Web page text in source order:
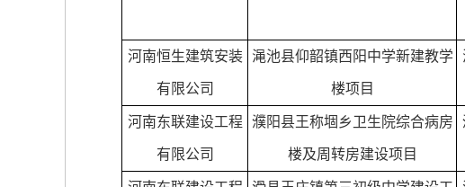
河南恒生建筑安装
有限公司
渑池县仰韶镇西阳中学新建教学
楼项目
河南东联建设工程
有限公司
濮阳县王称堌乡卫生院综合病房
楼及周转房建设项目